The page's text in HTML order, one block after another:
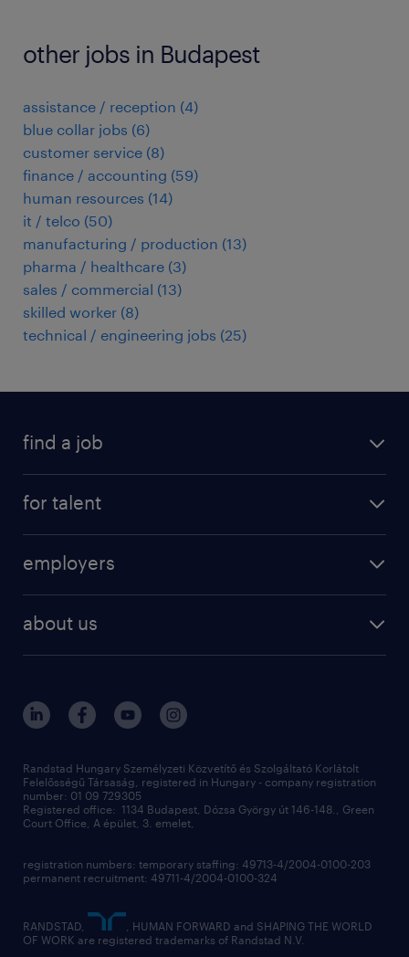
other jobs in Budapest
assistance / reception (4)
blue collar jobs (6)
customer service (8)
finance / accounting (59)
human resources (14)
it / telco (50)
manufacturing / production (13)
pharma / healthcare (3)
sales / commercial (13)
skilled worker (8)
technical / engineering jobs (25)
find a job
for talent
professional
contact us
employers
operational
professional
digital
contact us
about us
randstad hungary
our offices
sustainability
Randstad Hungary Személyzeti Közvetítő és Szolgáltató Korlátolt
Felelősségű Társaság, registered in Hungary - company registration
number: 01 09 729305
Registered office: 1134 Budapest, Dózsa György út 146-148., Green
Court Office, A épület, 3. emelet,
registration numbers: temporary staffing: 49713-4/2004-0100-203
permanent recruitment: 49711-4/2004-0100-324
RANDSTAD,
, HUMAN FORWARD and SHAPING THE WORLD
OF WORK are registered trademarks of Randstad N.V.